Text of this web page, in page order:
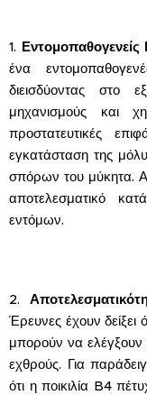
1. Εντομοπαθογενείς
ένα
διεισδύοντας στο
μηχανισμούς και
προστατευτικές
εγκατάσταση της
σπόρων του μύκητα.
αποτελεσματικό
εντόμων.
2.
Έρευνες έχουν δείξει
μπορούν να ελέγξουν
εχθρούς. Για
ότι η ποικιλία B4